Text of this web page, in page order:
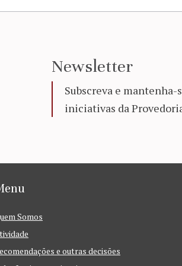
Newsletter
Subscreva e mantenha-
iniciativas da
Somos
e outras decisões